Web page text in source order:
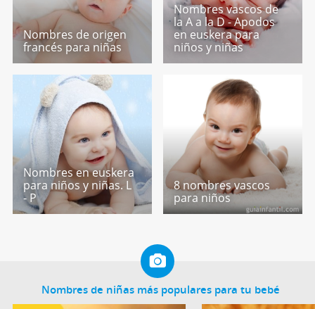
Nombres de origen
francés para niñas
Nombres vascos de
la A a la D - Apodos
en euskera para
niños y niñas
Nombres en euskera
para niños y niñas. L
- P
8 nombres vascos
para niños
Nombres de niñas más populares para tu bebé